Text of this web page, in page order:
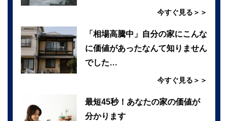
今すぐ見る＞＞
「相場高騰中」自分の家にこんな
に価値があったなんて知りません
でした…
今すぐ見る＞＞
最短45秒！あなたの家の価値が
分かります